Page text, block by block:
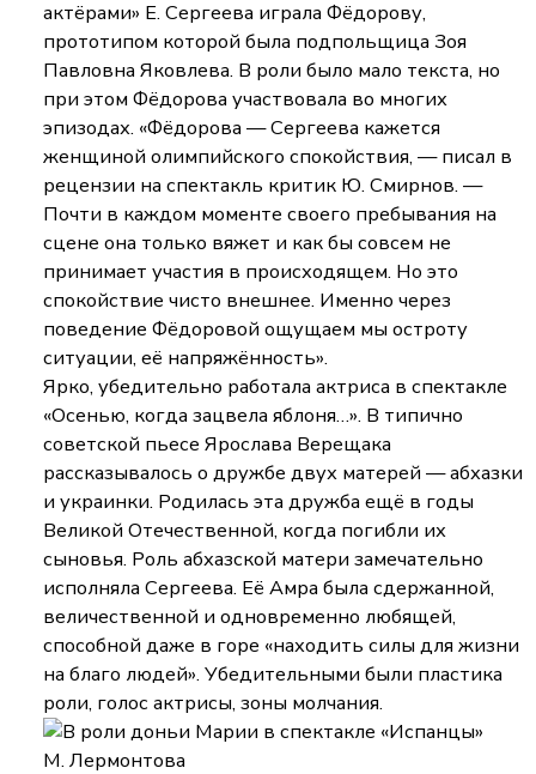
актёрами» Е. Сергеева играла Фёдорову,
прототипом которой была подпольщица Зоя
Павловна Яковлева. В роли было мало текста, но
при этом Фёдорова участвовала во многих
эпизодах. «Фёдорова — Сергеева кажется
женщиной олимпийского спокойствия, — писал в
рецензии на спектакль критик Ю. Смирнов. —
Почти в каждом моменте своего пребывания на
сцене она только вяжет и как бы совсем не
принимает участия в происходящем. Но это
спокойствие чисто внешнее. Именно через
поведение Фёдоровой ощущаем мы остроту
ситуации, её напряжённость».
Ярко, убедительно работала актриса в спектакле
«Осенью, когда зацвела яблоня…». В типично
советской пьесе Ярослава Верещака
рассказывалось о дружбе двух матерей — абхазки
и украинки. Родилась эта дружба ещё в годы
Великой Отечественной, когда погибли их
сыновья. Роль абхазской матери замечательно
исполняла Сергеева. Её Амра была сдержанной,
величественной и одновременно любящей,
способной даже в горе «находить силы для жизни
на благо людей». Убедительными были пластика
роли, голос актрисы, зоны молчания.